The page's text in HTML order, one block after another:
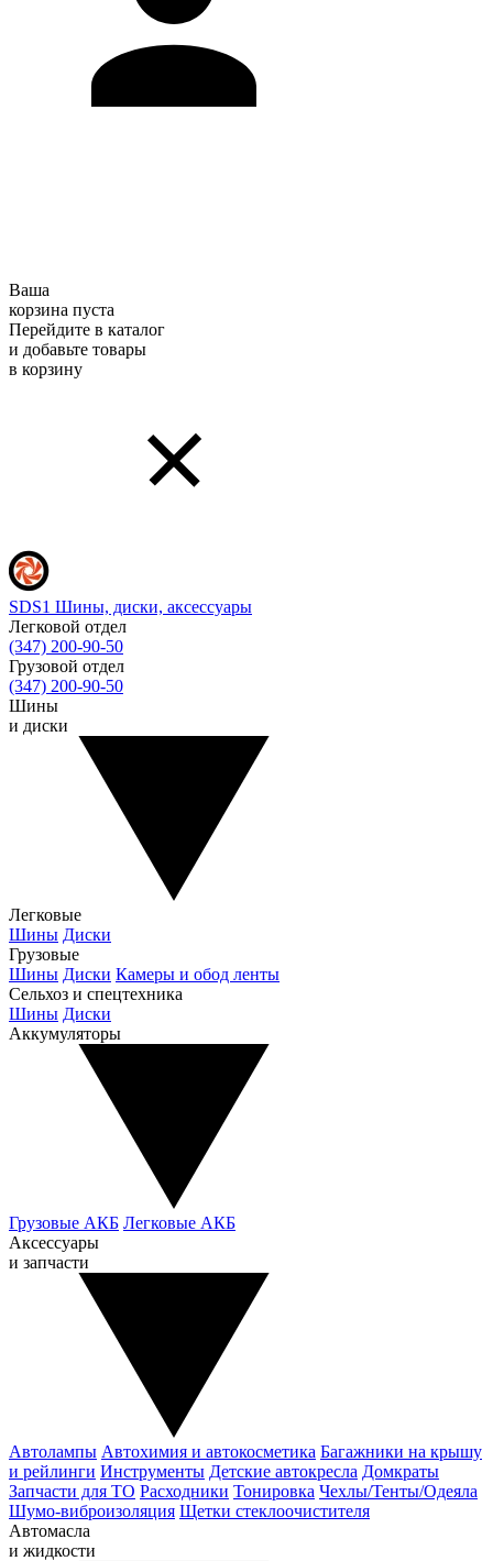
Ваша
корзина пуста
Перейдите в каталог
и добавьте товары
в корзину
SDS1 Шины, диски, аксессуары
Легковой отдел
(347) 200-90-50
Грузовой отдел
(347) 200-90-50
Шины
и диски
Легковые
Шины Диски
Грузовые
Шины Диски Камеры и обод ленты
Сельхоз и спецтехника
Шины Диски
Аккумуляторы
Грузовые АКБ Легковые АКБ
Аксессуары
и запчасти
Автолампы Автохимия и автокосметика Багажники на крышу
и рейлинги Инструменты Детские автокресла Домкраты
Запчасти для ТО Расходники Тонировка Чехлы/Тенты/Одеяла
Шумо-виброизоляция Щетки стеклоочистителя
Автомасла
и жидкости